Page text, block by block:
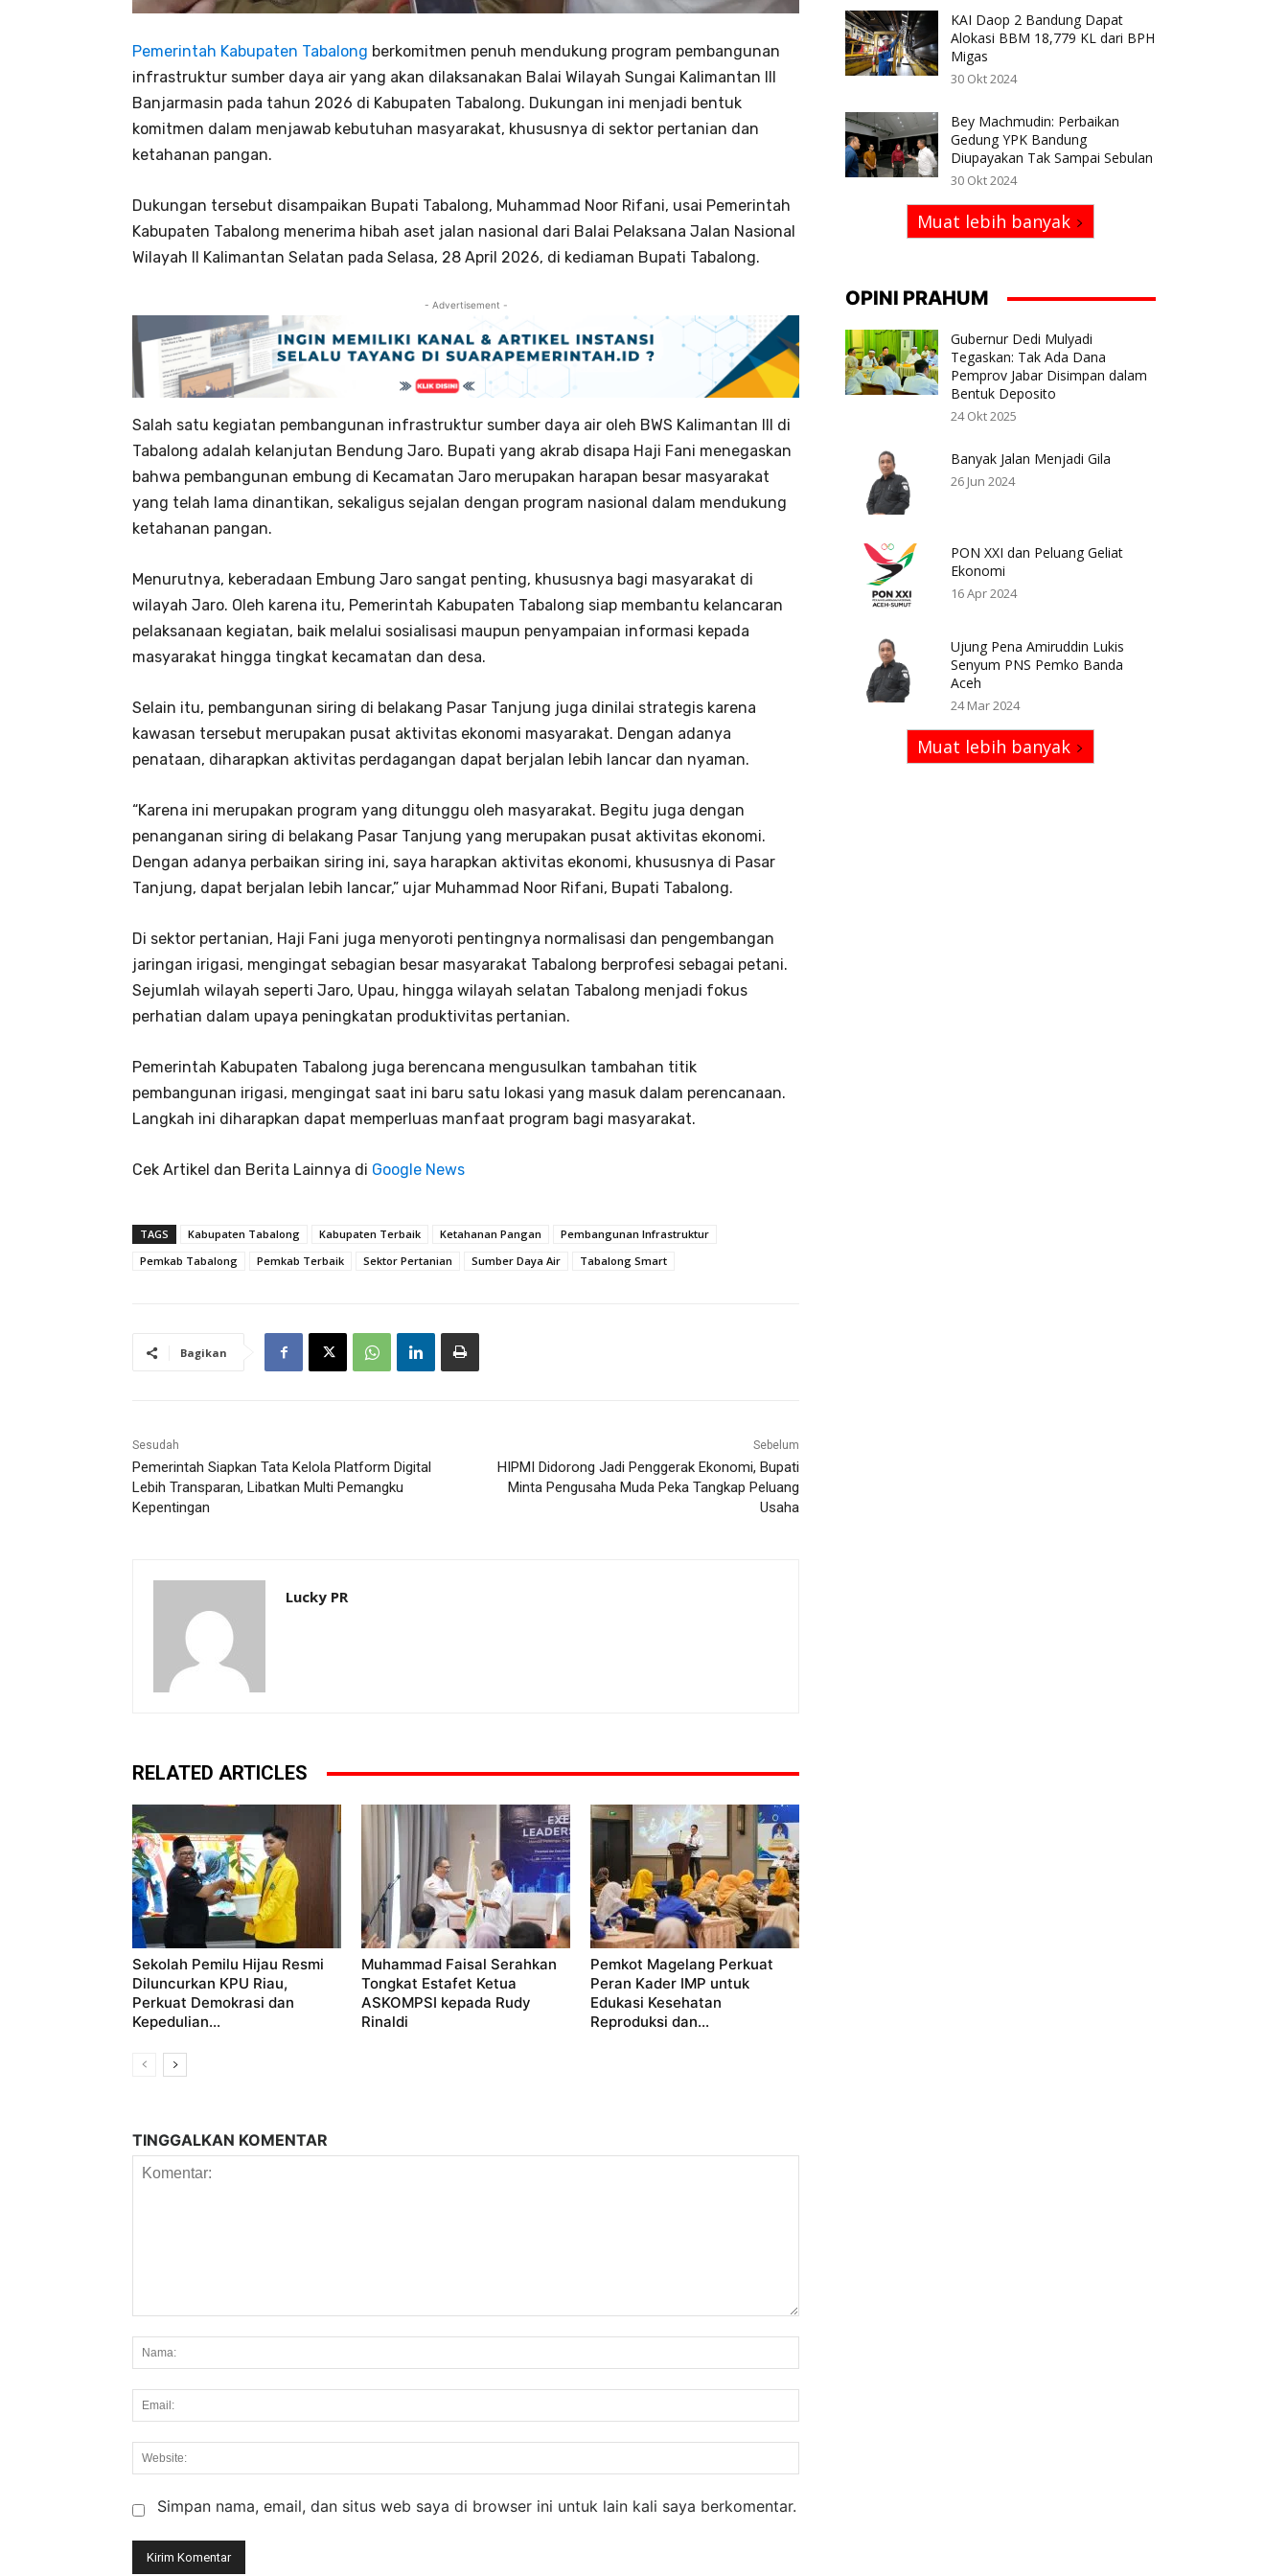
Pemerintah Kabupaten Tabalong berkomitmen penuh mendukung program pembangunan
infrastruktur sumber daya air yang akan dilaksanakan Balai Wilayah Sungai Kalimantan III
Banjarmasin pada tahun 2026 di Kabupaten Tabalong. Dukungan ini menjadi bentuk
komitmen dalam menjawab kebutuhan masyarakat, khususnya di sektor pertanian dan
ketahanan pangan.
Dukungan tersebut disampaikan Bupati Tabalong, Muhammad Noor Rifani, usai Pemerintah
Kabupaten Tabalong menerima hibah aset jalan nasional dari Balai Pelaksana Jalan Nasional
Wilayah II Kalimantan Selatan pada Selasa, 28 April 2026, di kediaman Bupati Tabalong.
- Advertisement -
Salah satu kegiatan pembangunan infrastruktur sumber daya air oleh BWS Kalimantan III di
Tabalong adalah kelanjutan Bendung Jaro. Bupati yang akrab disapa Haji Fani menegaskan
bahwa pembangunan embung di Kecamatan Jaro merupakan harapan besar masyarakat
yang telah lama dinantikan, sekaligus sejalan dengan program nasional dalam mendukung
ketahanan pangan.
Menurutnya, keberadaan Embung Jaro sangat penting, khususnya bagi masyarakat di
wilayah Jaro. Oleh karena itu, Pemerintah Kabupaten Tabalong siap membantu kelancaran
pelaksanaan kegiatan, baik melalui sosialisasi maupun penyampaian informasi kepada
masyarakat hingga tingkat kecamatan dan desa.
Selain itu, pembangunan siring di belakang Pasar Tanjung juga dinilai strategis karena
kawasan tersebut merupakan pusat aktivitas ekonomi masyarakat. Dengan adanya
penataan, diharapkan aktivitas perdagangan dapat berjalan lebih lancar dan nyaman.
“Karena ini merupakan program yang ditunggu oleh masyarakat. Begitu juga dengan
penanganan siring di belakang Pasar Tanjung yang merupakan pusat aktivitas ekonomi.
Dengan adanya perbaikan siring ini, saya harapkan aktivitas ekonomi, khususnya di Pasar
Tanjung, dapat berjalan lebih lancar,” ujar Muhammad Noor Rifani, Bupati Tabalong.
Di sektor pertanian, Haji Fani juga menyoroti pentingnya normalisasi dan pengembangan
jaringan irigasi, mengingat sebagian besar masyarakat Tabalong berprofesi sebagai petani.
Sejumlah wilayah seperti Jaro, Upau, hingga wilayah selatan Tabalong menjadi fokus
perhatian dalam upaya peningkatan produktivitas pertanian.
Pemerintah Kabupaten Tabalong juga berencana mengusulkan tambahan titik
pembangunan irigasi, mengingat saat ini baru satu lokasi yang masuk dalam perencanaan.
Langkah ini diharapkan dapat memperluas manfaat program bagi masyarakat.
Cek Artikel dan Berita Lainnya di Google News
TAGS Kabupaten Tabalong Kabupaten Terbaik Ketahanan Pangan
Pembangunan Infrastruktur
Pemkab Tabalong
Pemkab Terbaik Sektor Pertanian Sumber Daya Air Tabalong Smart
Bagikan
Sesudah
Pemerintah Siapkan Tata Kelola Platform Digital
Lebih Transparan, Libatkan Multi Pemangku
Kepentingan
Sebelum
HIPMI Didorong Jadi Penggerak Ekonomi, Bupati
Minta Pengusaha Muda Peka Tangkap Peluang
Usaha
Lucky PR
RELATED ARTICLES
Sekolah Pemilu Hijau Resmi
Diluncurkan KPU Riau,
Perkuat Demokrasi dan
Kepedulian...
Muhammad Faisal Serahkan
Tongkat Estafet Ketua
ASKOMPSI kepada Rudy
Rinaldi
Pemkot Magelang Perkuat
Peran Kader IMP untuk
Edukasi Kesehatan
Reproduksi dan...
TINGGALKAN KOMENTAR
Simpan nama, email, dan situs web saya di browser ini untuk lain kali saya berkomentar.
KAI Daop 2 Bandung Dapat
Alokasi BBM 18,779 KL dari BPH
Migas
30 Okt 2024
Bey Machmudin: Perbaikan
Gedung YPK Bandung
Diupayakan Tak Sampai Sebulan
30 Okt 2024
Muat lebih banyak
OPINI PRAHUM
Gubernur Dedi Mulyadi
Tegaskan: Tak Ada Dana
Pemprov Jabar Disimpan dalam
Bentuk Deposito
24 Okt 2025
Banyak Jalan Menjadi Gila
26 Jun 2024
PON XXI dan Peluang Geliat
Ekonomi
16 Apr 2024
Ujung Pena Amiruddin Lukis
Senyum PNS Pemko Banda
Aceh
24 Mar 2024
Muat lebih banyak